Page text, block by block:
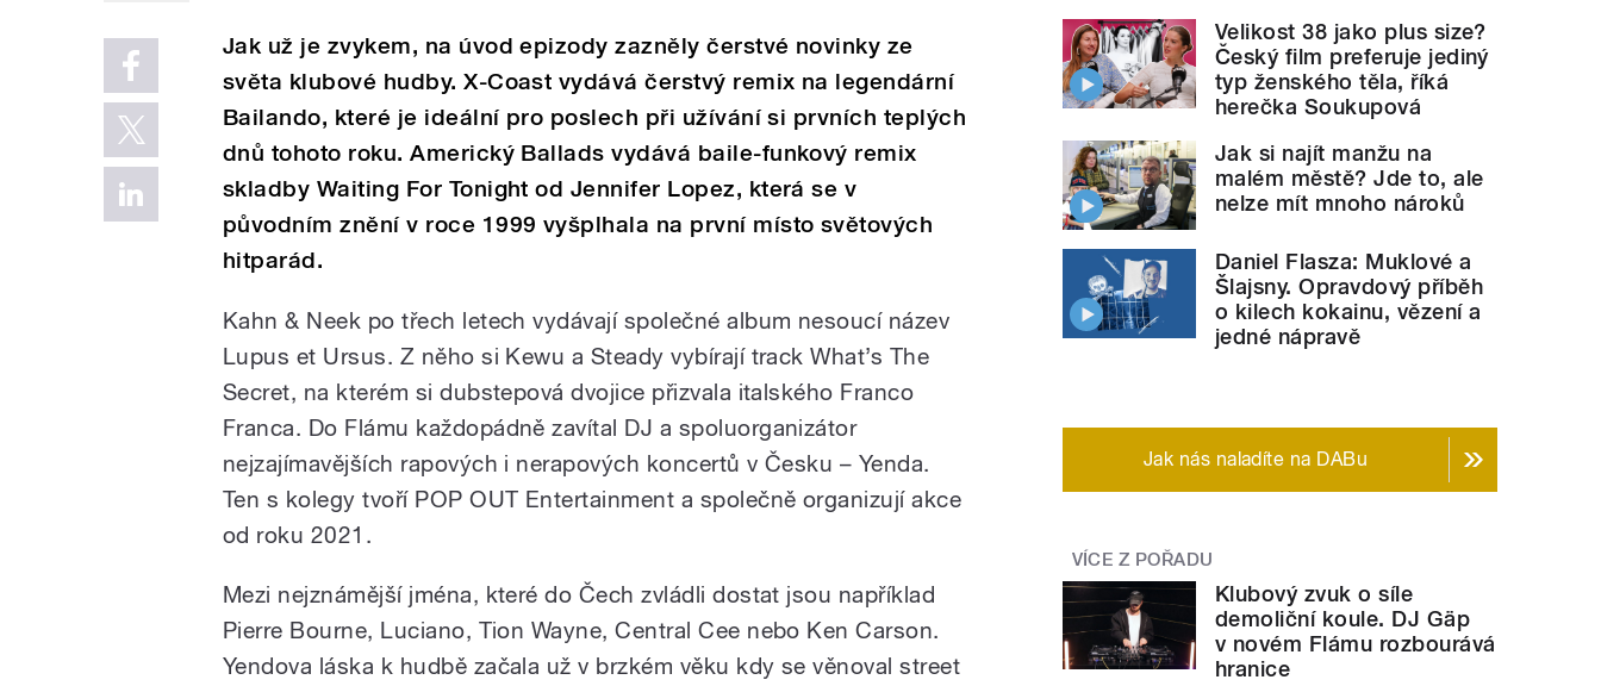
Jak už je zvykem, na úvod epizody zazněly čerstvé novinky ze
světa klubové hudby. X-Coast vydává čerstvý remix na legendární
Bailando, které je ideální pro poslech při užívání si prvních teplých
dnů tohoto roku. Americký Ballads vydává baile-funkový remix
skladby Waiting For Tonight od Jennifer Lopez, která se v
původním znění v roce 1999 vyšplhala na první místo světových
hitparád.
Kahn & Neek po třech letech vydávají společné album nesoucí název
Lupus et Ursus. Z něho si Kewu a Steady vybírají track What’s The
Secret, na kterém si dubstepová dvojice přizvala italského Franco
Franca. Do Flámu každopádně zavítal DJ a spoluorganizátor
nejzajímavějších rapových i nerapových koncertů v Česku – Yenda.
Ten s kolegy tvoří POP OUT Entertainment a společně organizují akce
od roku 2021.
Mezi nejznámější jména, které do Čech zvládli dostat jsou například
Pierre Bourne, Luciano, Tion Wayne, Central Cee nebo Ken Carson.
Yendova láska k hudbě začala už v brzkém věku kdy se věnoval street
Velikost 38 jako plus size?
Český film preferuje jediný
typ ženského těla, říká
herečka Soukupová
Jak si najít manžu na
malém městě? Jde to, ale
nelze mít mnoho nároků
Daniel Flasza: Muklové a
Šlajsny. Opravdový příběh
o kilech kokainu, vězení a
jedné nápravě
Jak nás naladíte na DABu
VÍCE Z POŘADU
Klubový zvuk o síle
demoliční koule. DJ Gäp
v novém Flámu rozbourává
hranice